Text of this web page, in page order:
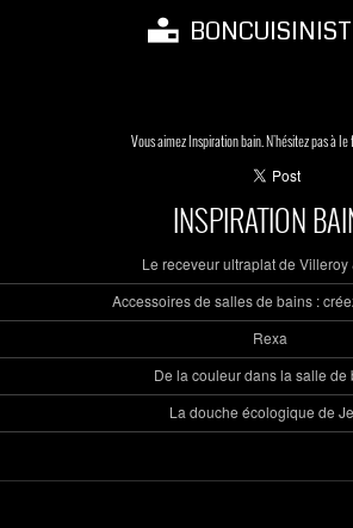
Vous aimez Inspiration bain. N'hésitez pas à le
INSPIRATION
Le receveur ultraplat de Villeroy
Accessoires de salles de bains :
Rexa
De la couleur dans la salle de
La douche écologique de